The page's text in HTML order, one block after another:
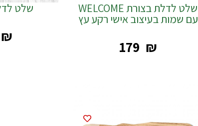
שלט לדלת בצורת WELCOME
עם שמות בעיצוב אישי רקע עץ
‎179 ₪
שלט
₪